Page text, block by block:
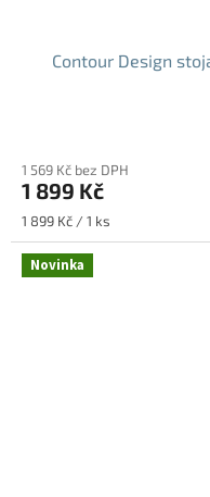
Contour Design
1 569 Kč bez DPH
1 899 Kč
Měrná
cena:
1 899 Kč / 1 ks
Novinka